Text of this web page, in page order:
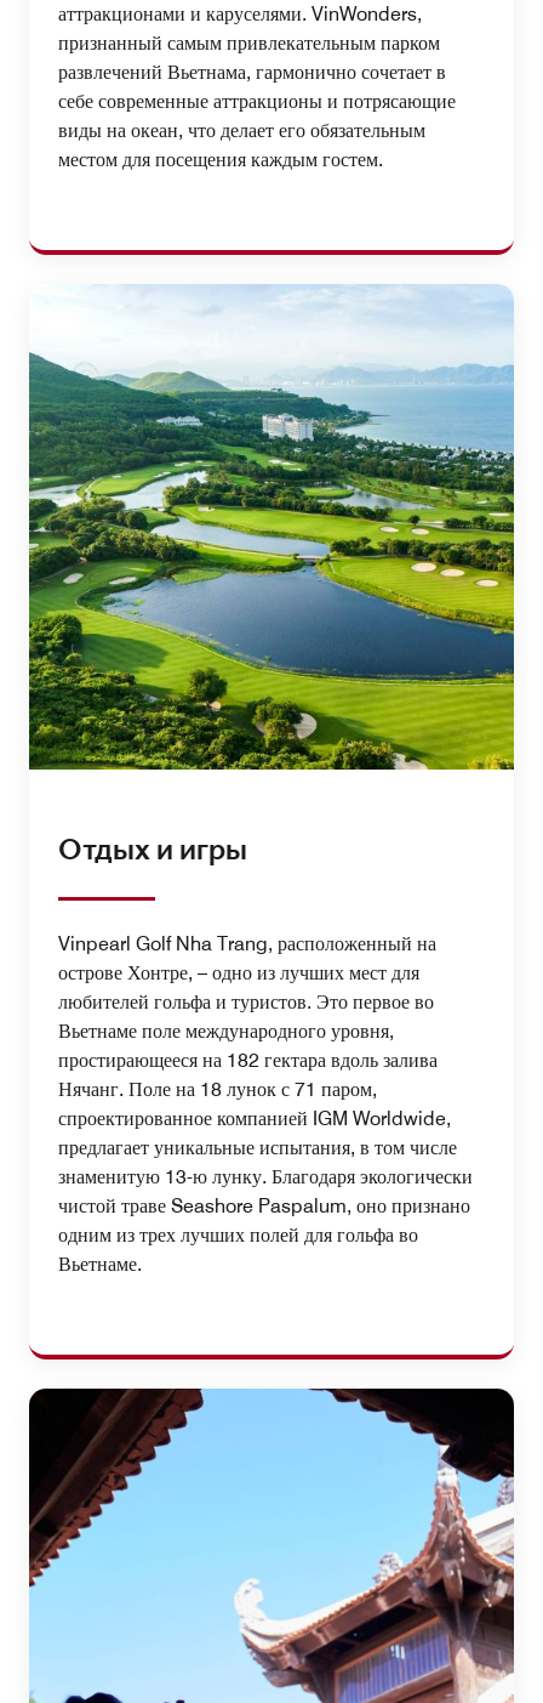
аттракционами и каруселями. VinWonders,
признанный самым привлекательным парком
развлечений Вьетнама, гармонично сочетает в
себе современные аттракционы и потрясающие
виды на океан, что делает его обязательным
местом для посещения каждым гостем.
Отдых и игры
Vinpearl Golf Nha Trang, расположенный на
острове Хонтре, – одно из лучших мест для
любителей гольфа и туристов. Это первое во
Вьетнаме поле международного уровня,
простирающееся на 182 гектара вдоль залива
Нячанг. Поле на 18 лунок с 71 паром,
спроектированное компанией IGM Worldwide,
предлагает уникальные испытания, в том числе
знаменитую 13-ю лунку. Благодаря экологически
чистой траве Seashore Paspalum, оно признано
одним из трех лучших полей для гольфа во
Вьетнаме.